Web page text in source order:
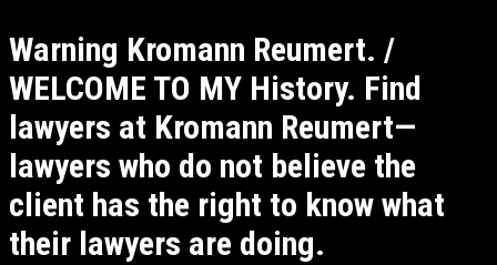
Warning Kromann Reumert. /
WELCOME TO MY History. Find
lawyers at Kromann Reumert—
lawyers who do not believe the
client has the right to know what
their lawyers are doing.